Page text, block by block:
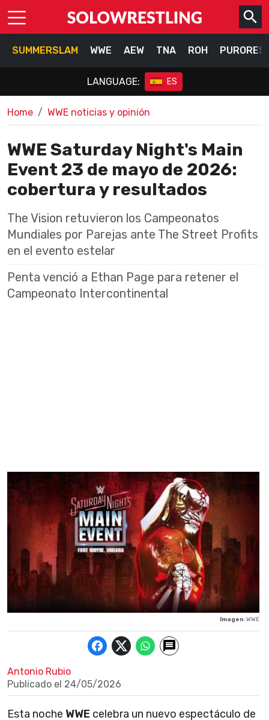
SUMMERSLAM WWE AEW TNA ROH
LANGUAGE: ES
Home WWE noticias y opinión
WWE Saturday Night's Main
Event 23 de mayo de 2026:
cobertura y resultados
The Vision retuvieron los Campeonatos
Mundiales por Parejas ante The Street Profits
en el evento estelar
Penta venció a Ethan Page para retener el
Campeonato Intercontinental
Imagen: WWE
Antonio Rubio
Publicado el 24/05/2026
Esta noche WWE celebra un nuevo espectáculo de